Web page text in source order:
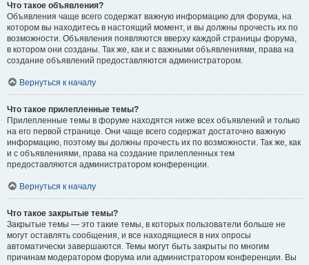
Что такое объявления?
Объявления чаще всего содержат важную информацию для форума, на
котором вы находитесь в настоящий момент, и вы должны прочесть их по
возможности. Объявления появляются вверху каждой страницы форума,
в котором они созданы. Так же, как и с важными объявлениями, права на
создание объявлений предоставляются администратором.
Вернуться к началу
Что такое прилепленные темы?
Прилепленные темы в форуме находятся ниже всех объявлений и только
на его первой странице. Они чаще всего содержат достаточно важную
информацию, поэтому вы должны прочесть их по возможности. Так же, как
и с объявлениями, права на создание прилепленных тем
предоставляются администратором конференции.
Вернуться к началу
Что такое закрытые темы?
Закрытые темы — это такие темы, в которых пользователи больше не
могут оставлять сообщения, и все находящиеся в них опросы
автоматически завершаются. Темы могут быть закрыты по многим
причинам модератором форума или администратором конференции. Вы